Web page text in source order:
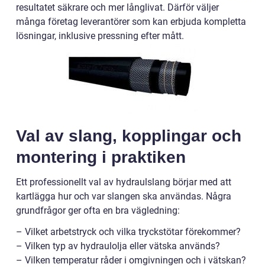
resultatet säkrare och mer långlivat. Därför väljer
många företag leverantörer som kan erbjuda kompletta
lösningar, inklusive pressning efter mått.
Val av slang, kopplingar och
montering i praktiken
Ett professionellt val av hydraulslang börjar med att
kartlägga hur och var slangen ska användas. Några
grundfrågor ger ofta en bra vägledning:
– Vilket arbetstryck och vilka tryckstötar förekommer?
– Vilken typ av hydraulolja eller vätska används?
– Vilken temperatur råder i omgivningen och i vätskan?